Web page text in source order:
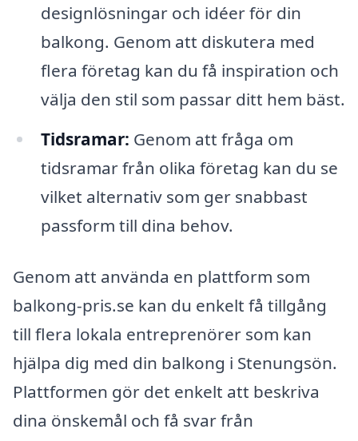
designlösningar och idéer för din
balkong. Genom att diskutera med
flera företag kan du få inspiration och
välja den stil som passar ditt hem bäst.
Tidsramar: Genom att fråga om
tidsramar från olika företag kan du se
vilket alternativ som ger snabbast
passform till dina behov.
Genom att använda en plattform som
balkong-pris.se kan du enkelt få tillgång
till flera lokala entreprenörer som kan
hjälpa dig med din balkong i Stenungsön.
Plattformen gör det enkelt att beskriva
dina önskemål och få svar från